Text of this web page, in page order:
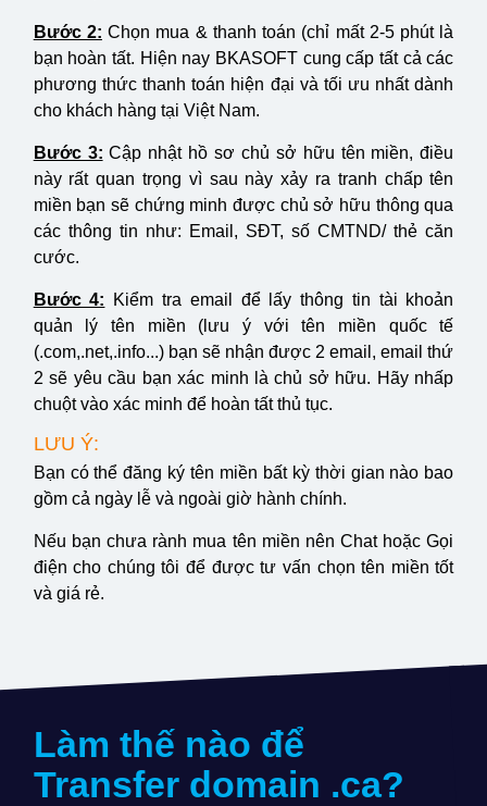
Bước 2: Chọn mua & thanh toán (chỉ mất 2-5 phút là
bạn hoàn tất. Hiện nay BKASOFT cung cấp tất cả các
phương thức thanh toán hiện đại và tối ưu nhất dành
cho khách hàng tại Việt Nam.
Bước 3: Cập nhật hồ sơ chủ sở hữu tên miền, điều
này rất quan trọng vì sau này xảy ra tranh chấp tên
miền bạn sẽ chứng minh được chủ sở hữu thông qua
các thông tin như: Email, SĐT, số CMTND/ thẻ căn
cước.
Bước 4: Kiểm tra email để lấy thông tin tài khoản
quản lý tên miền (lưu ý với tên miền quốc tế
(.com,.net,.info...) bạn sẽ nhận được 2 email, email thứ
2 sẽ yêu cầu bạn xác minh là chủ sở hữu. Hãy nhấp
chuột vào xác minh để hoàn tất thủ tục.
LƯU Ý:
Bạn có thể đăng ký tên miền bất kỳ thời gian nào bao
gồm cả ngày lễ và ngoài giờ hành chính.
Nếu bạn chưa rành mua tên miền nên Chat hoặc Gọi
điện cho chúng tôi để được tư vấn chọn tên miền tốt
và giá rẻ.
Làm thế nào để
Transfer domain .ca?